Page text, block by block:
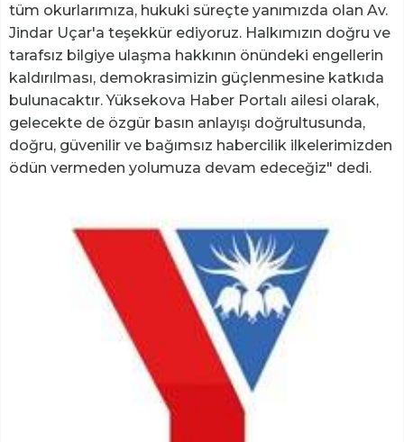
tüm okurlarımıza, hukuki süreçte yanımızda olan Av.
Jindar Uçar'a teşekkür ediyoruz. Halkımızın doğru ve
tarafsız bilgiye ulaşma hakkının önündeki engellerin
kaldırılması, demokrasimizin güçlenmesine katkıda
bulunacaktır. Yüksekova Haber Portalı ailesi olarak,
gelecekte de özgür basın anlayışı doğrultusunda,
doğru, güvenilir ve bağımsız habercilik ilkelerimizden
ödün vermeden yolumuza devam edeceğiz" dedi.